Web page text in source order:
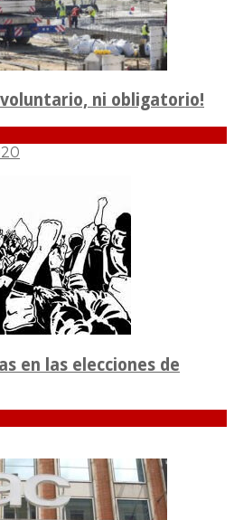
ni obligatorio!
en las elecciones de